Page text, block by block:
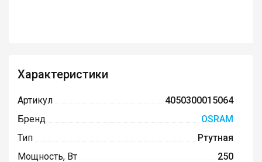
Характеристики
Артикул
4050300015064
Бренд
OSRAM
Тип
Ртутная
Мощность, Вт
250